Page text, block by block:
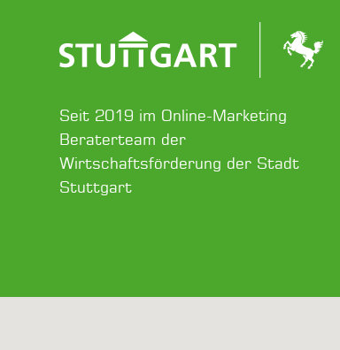
Verlust dar, sondern eine
immense Umsatzchance.
Erfahren Sie, wie...
Seit 2019 im Online-Marketing
Beraterteam der
Wirtschaftsförderung der Stadt
Stuttgart